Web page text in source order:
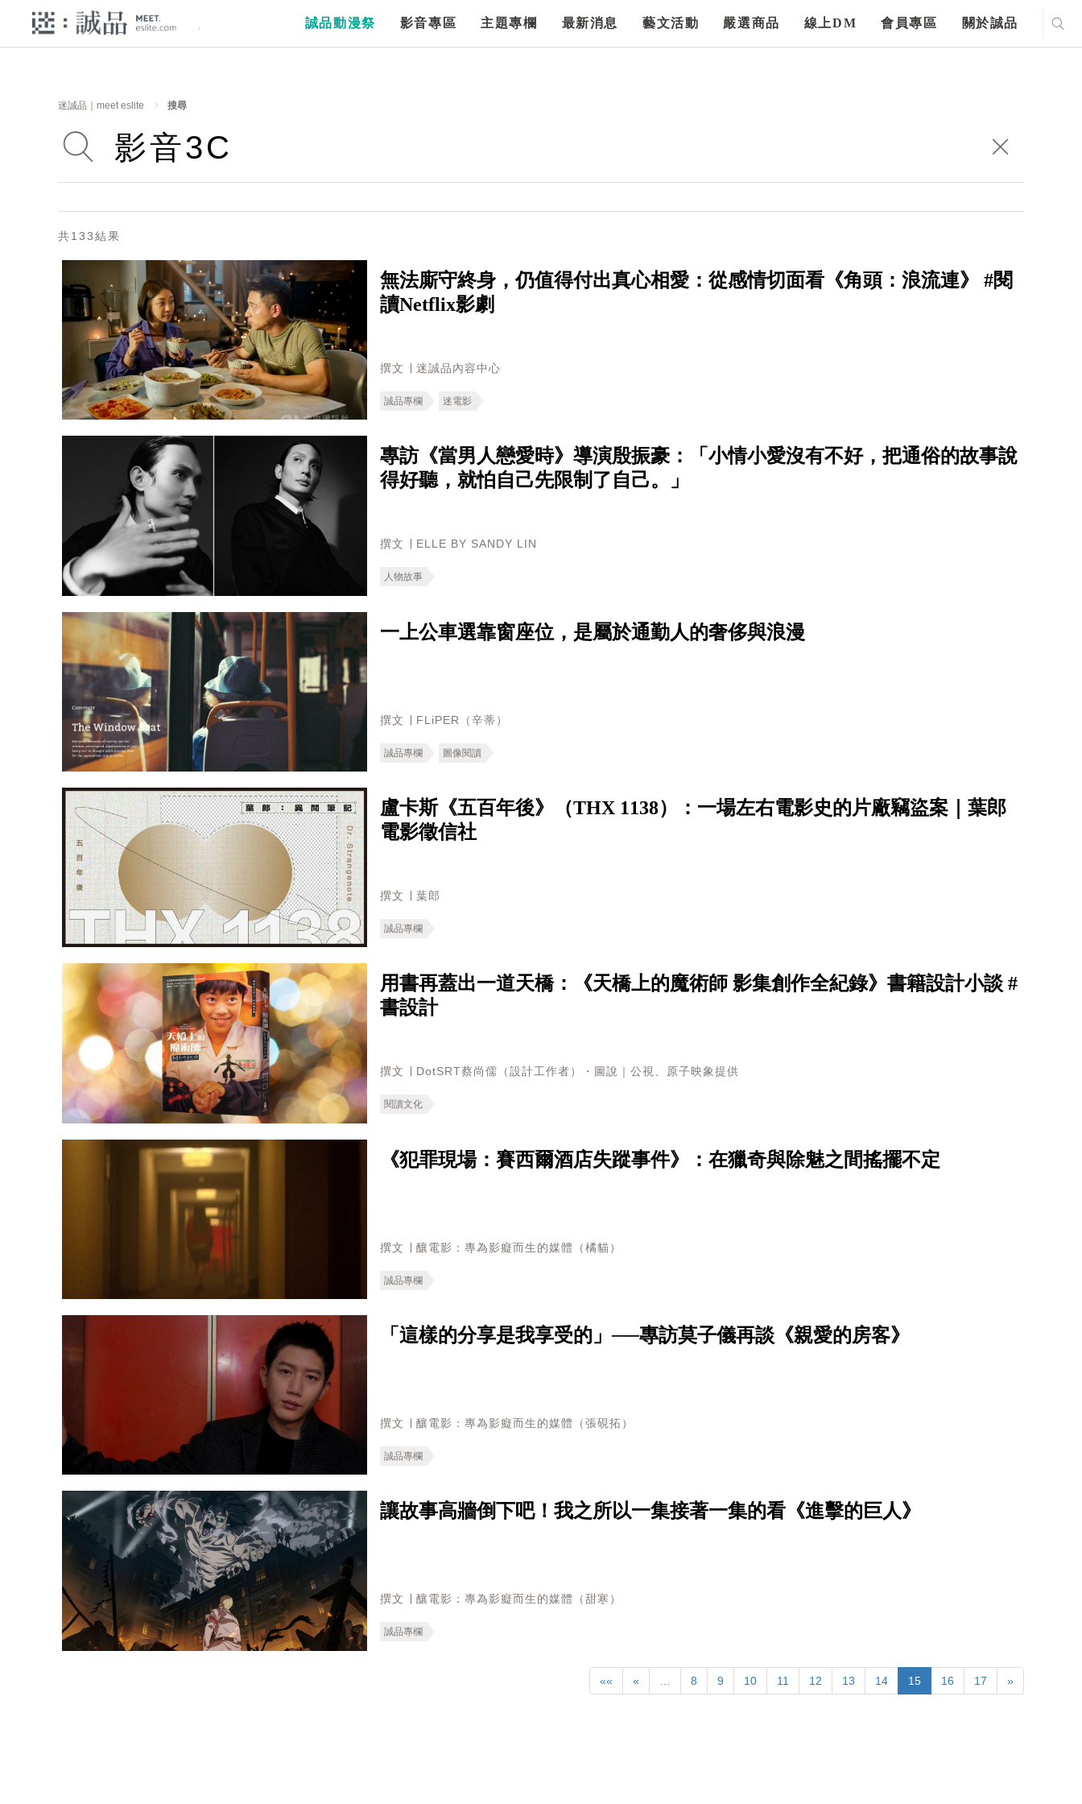
誠品動漫祭 影音專區 主題專欄 最新消息 藝文活動 嚴選商品 線上DM 會員專區 關於誠品
迷誠品｜meet eslite 搜尋
共133結果
無法廝守終身，仍值得付出真心相愛：從感情切面看《角頭：浪流連》 #閱
讀Netflix影劇
撰文 ∣ 迷誠品內容中心
誠品專欄 迷電影
專訪《當男人戀愛時》導演殷振豪：「小情小愛沒有不好，把通俗的故事說
得好聽，就怕自己先限制了自己。」
撰文 ∣ ELLE BY SANDY LIN
人物故事
一上公車選靠窗座位，是屬於通勤人的奢侈與浪漫
撰文 ∣ FLiPER（辛蒂）
誠品專欄 圖像閱讀
盧卡斯《五百年後》（THX 1138）：一場左右電影史的片廠竊盜案｜葉郎
電影徵信社
撰文 ∣ 葉郎
誠品專欄
用書再蓋出一道天橋：《天橋上的魔術師 影集創作全紀錄》書籍設計小談 #
書設計
撰文 ∣ DotSRT蔡尚儒（設計工作者）・圖說｜公視、原子映象提供
閱讀文化
《犯罪現場：賽西爾酒店失蹤事件》：在獵奇與除魅之間搖擺不定
撰文 ∣ 釀電影：專為影癡而生的媒體（橘貓）
誠品專欄
「這樣的分享是我享受的」──專訪莫子儀再談《親愛的房客》
撰文 ∣ 釀電影：專為影癡而生的媒體（張硯拓）
誠品專欄
讓故事高牆倒下吧！我之所以一集接著一集的看《進擊的巨人》
撰文 ∣ 釀電影：專為影癡而生的媒體（甜寒）
誠品專欄
«« « 8 9 10 11 12 13 14 15 16 17 »